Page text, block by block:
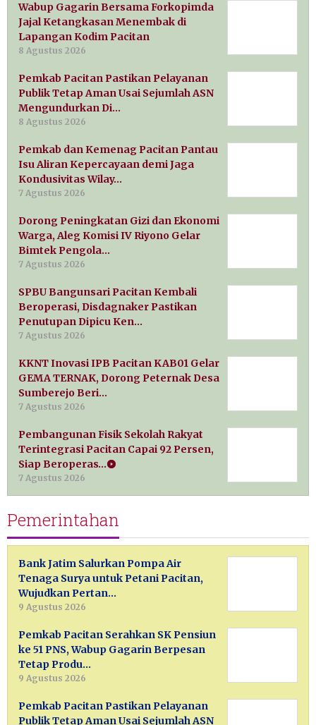
Wabup Gagarin Bersama Forkopimda
Jajal Ketangkasan Menembak di
Lapangan Kodim Pacitan
8 Agustus 2026
Pemkab Pacitan Pastikan Pelayanan
Publik Tetap Aman Usai Sejumlah ASN
Mengundurkan Di…
8 Agustus 2026
Pemkab dan Kemenag Pacitan Pantau
Isu Aliran Kepercayaan demi Jaga
Kondusivitas Wilay…
7 Agustus 2026
Dorong Peningkatan Gizi dan Ekonomi
Warga, Aleg Komisi IV Riyono Gelar
Bimtek Pengola…
7 Agustus 2026
SPBU Bangunsari Pacitan Kembali
Beroperasi, Disdagnaker Pastikan
Penutupan Dipicu Ken…
7 Agustus 2026
KKNT Inovasi IPB Pacitan KAB01 Gelar
GEMA TERNAK, Dorong Peternak Desa
Sumberejo Beri…
7 Agustus 2026
Pembangunan Fisik Sekolah Rakyat
Terintegrasi Pacitan Capai 92 Persen,
Siap Beroperas…
7 Agustus 2026
Pemerintahan
Bank Jatim Salurkan Pompa Air
Tenaga Surya untuk Petani Pacitan,
Wujudkan Pertan…
9 Agustus 2026
Pemkab Pacitan Serahkan SK Pensiun
ke 51 PNS, Wabup Gagarin Berpesan
Tetap Produ…
9 Agustus 2026
Pemkab Pacitan Pastikan Pelayanan
Publik Tetap Aman Usai Sejumlah ASN